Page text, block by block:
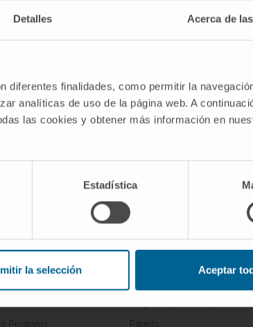
Detalles Acerca de
diferentes finalidades, como permitir la
analíticas de uso de la página web. A
las cookies y obtener más información en
Estadística
la selección Aceptar
Follow us
Programs
Patents